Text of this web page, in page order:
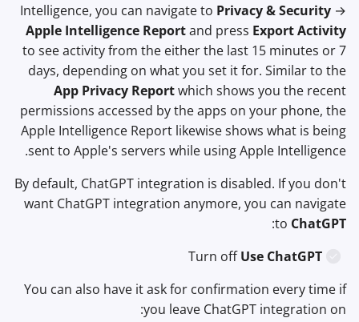
Intelligence, you can navigate to Privacy & Security →
Apple Intelligence Reportand press Export Activity
to see activity from the either the last 15 minutes or 7
days, depending on what you set it for. Similar to the
App Privacy Reportwhich shows you the recent
permissions accessed by the apps on your phone, the
Apple Intelligence Report likewise shows what is being
sent to Apple's servers while using Apple Intelligence.
By default, ChatGPT integration is disabled. If you don't
want ChatGPT integration anymore, you can navigate
to ChatGPT
:
Turn offUse ChatGPT
You can also have it ask for confirmation every time if
you leave ChatGPT integration on: